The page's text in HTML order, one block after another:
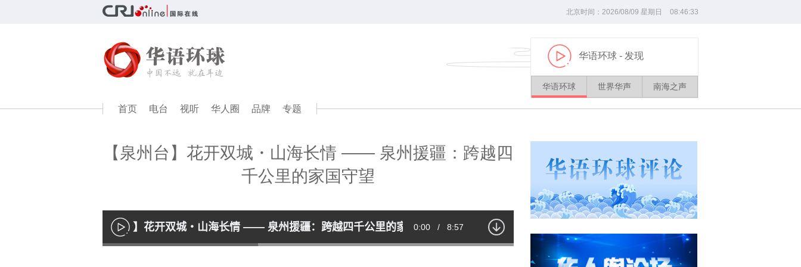
北京时间： 2026/08/09 星期日 08:46:34
播
放
华语环球 - 发现
华语环球 世界华声 南海之声
首页 电台 视听 华人圈 品牌 专题
【泉州台】花开双城・山海长情 —— 泉州援疆：跨越四
千公里的家国守望
播
放
【泉州台】花开双城・山海长情 —— 泉州援疆：跨越四千公里的家国守望
Current
0:00 / Duration
8:57
Loaded: